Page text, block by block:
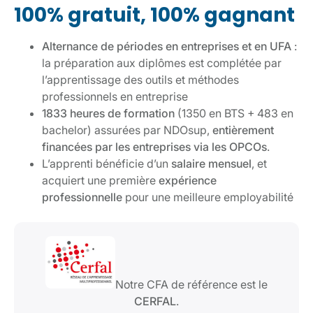
100% gratuit, 100% gagnant
Alternance de périodes en entreprises et en UFA :
la préparation aux diplômes est complétée par
l’apprentissage des outils et méthodes
professionnels en entreprise
1833 heures de formation (1350 en BTS + 483 en
bachelor) assurées par NDOsup, entièrement
financées par les entreprises via les OPCOs.
L’apprenti bénéficie d’un salaire mensuel, et
acquiert une première expérience
professionnelle pour une meilleure employabilité
Notre CFA de référence est le
CERFAL.